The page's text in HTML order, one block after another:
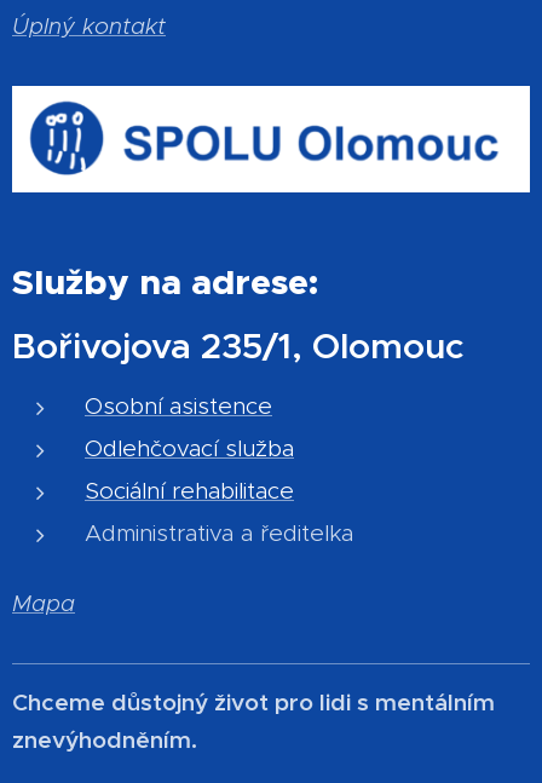
Úplný kontakt
Služby na adrese:
Bořivojova 235/1, Olomouc
Osobní asistence
Odlehčovací služba
Sociální rehabilitace
Administrativa a ředitelka
Mapa
Chceme důstojný život pro lidi s mentálním
znevýhodněním.